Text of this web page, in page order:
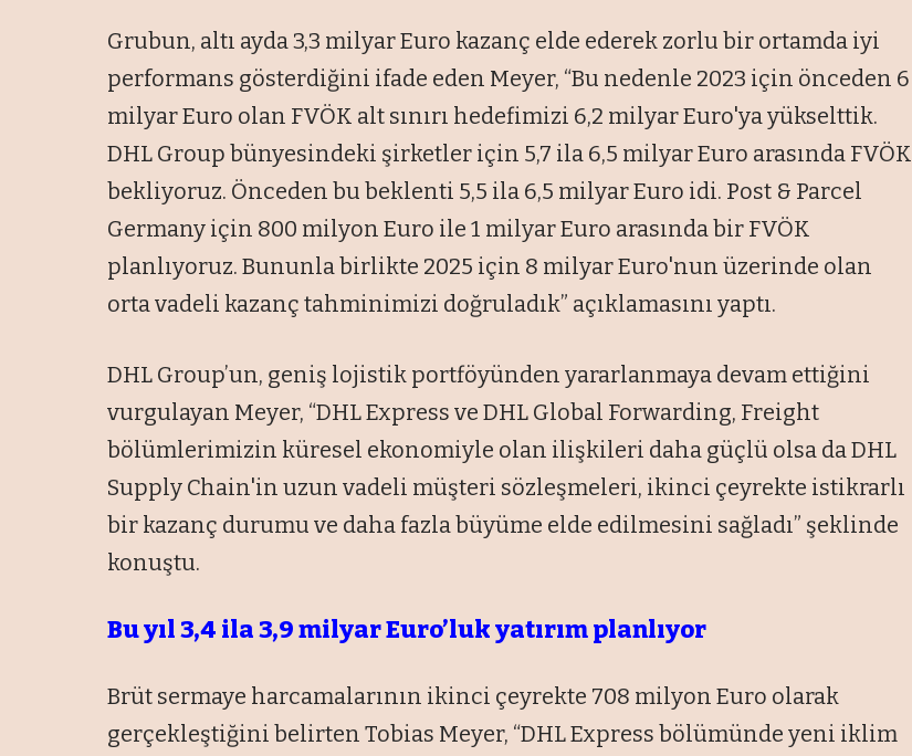
Grubun, altı ayda 3,3 milyar Euro kazanç elde ederek zorlu bir ortamda iyi
performans gösterdiğini ifade eden Meyer, “Bu nedenle 2023 için önceden 6
milyar Euro olan FVÖK alt sınırı hedefimizi 6,2 milyar Euro'ya yükselttik.
DHL Group bünyesindeki şirketler için 5,7 ila 6,5 milyar Euro arasında FVÖK
bekliyoruz. Önceden bu beklenti 5,5 ila 6,5 milyar Euro idi. Post & Parcel
Germany için 800 milyon Euro ile 1 milyar Euro arasında bir FVÖK
planlıyoruz. Bununla birlikte 2025 için 8 milyar Euro'nun üzerinde olan
orta vadeli kazanç tahminimizi doğruladık” açıklamasını yaptı.
DHL Group’un, geniş lojistik portföyünden yararlanmaya devam ettiğini
vurgulayan Meyer, “DHL Express ve DHL Global Forwarding, Freight
bölümlerimizin küresel ekonomiyle olan ilişkileri daha güçlü olsa da DHL
Supply Chain'in uzun vadeli müşteri sözleşmeleri, ikinci çeyrekte istikrarlı
bir kazanç durumu ve daha fazla büyüme elde edilmesini sağladı” şeklinde
konuştu.
Bu yıl 3,4 ila 3,9 milyar Euro’luk yatırım planlıyor
Brüt sermaye harcamalarının ikinci çeyrekte 708 milyon Euro olarak
gerçekleştiğini belirten Tobias Meyer, “DHL Express bölümünde yeni iklim